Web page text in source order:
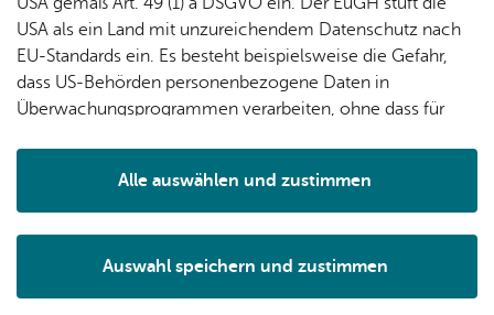
Bar­rie­re­frei­heit
The­men
Ser­vice A bis Z
Wir über uns
News­let­ter
USA als ein Land mit unzureichendem Datenschutz nach
EU-Standards ein. Es besteht beispielsweise die Gefahr,
dass US-Behörden personenbezogene Daten in
Überwachungsprogrammen verarbeiten, ohne dass für
Auswahl speichern und zustimmen
Alle auswählen und zustimmen